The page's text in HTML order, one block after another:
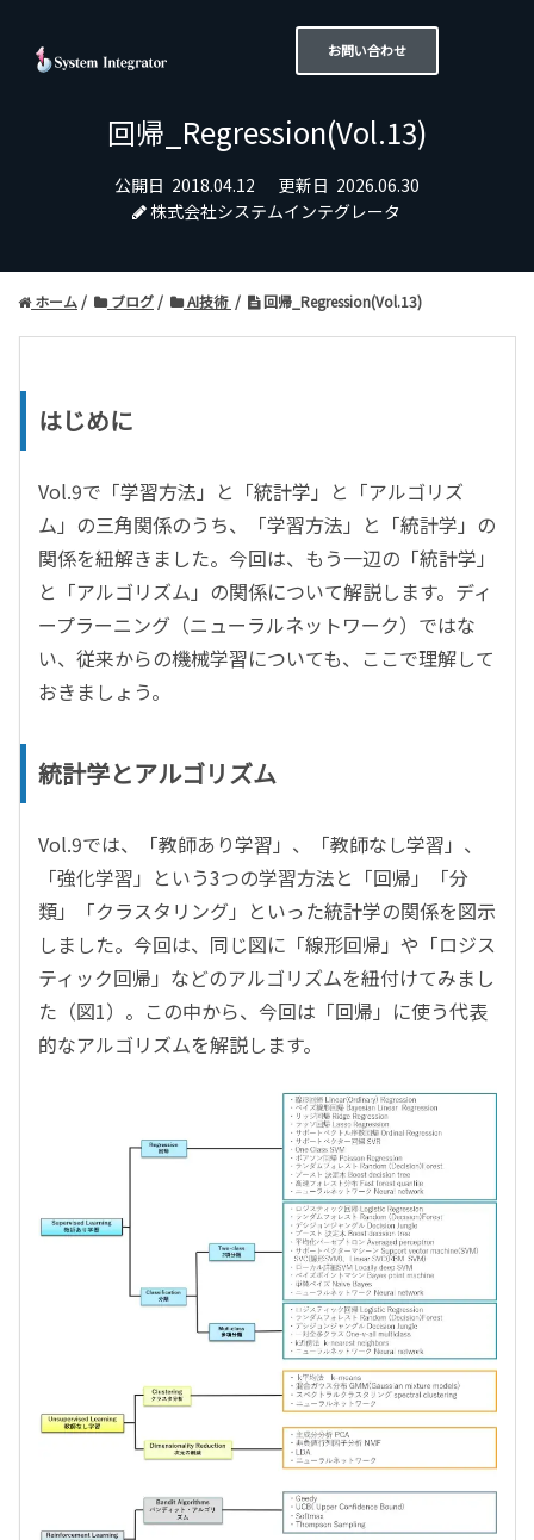
お問い合わせ
回帰_Regression(Vol.13)
公開日 2018.04.12 更新日 2026.06.30
株式会社システムインテグレータ
ホーム ブログ AI技術 回帰_Regression(Vol.13)
はじめに
Vol.9で 「学習方法」と「統計学」と「アルゴリズ
ム」の三角関係のうち、「学習方法」と「統計学」の
関係を紐解きました。今回は、もう一辺の「統計学」
と「アルゴリズム」の関係について解説します。ディ
ープラーニング（ニューラルネットワーク）ではな
い、従来からの機械学習についても、ここで理解して
おきましょう。
統計学とアルゴリズム
Vol.9では、「教師あり学習」、「教師なし学習」、
「強化学習」という3つの学習方法と「回帰」「分
類」「クラスタリング」といった統計学の関係を図示
しました。今回は、同じ図に「線形回帰」や「ロジス
ティック回帰」などのアルゴリズムを紐付けてみまし
た（図1）。この中から、今回は「回帰」に使う代表
的なアルゴリズムを解説します。